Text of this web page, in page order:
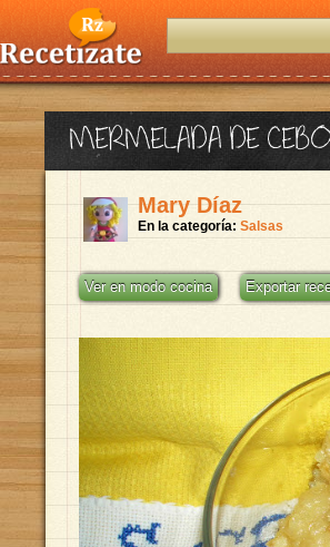
MERMELADA DE
Mary Díaz
En la categoría: Salsas
Ver en modo cocina Exportar